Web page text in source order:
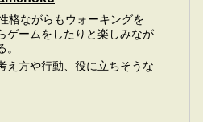
格ながらもウォーキングを
ゲームをしたりと楽しみなが
え方や行動、役に立ちそうな